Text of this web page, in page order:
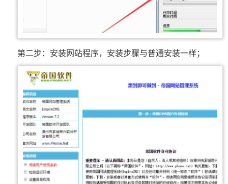
第二步：安装网站程序，安装步骤与普通安装一样；